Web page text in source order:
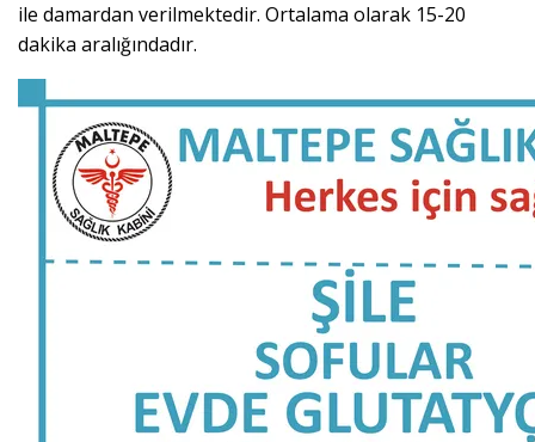
ile damardan verilmektedir. Ortalama olarak 15-20
dakika aralığındadır.